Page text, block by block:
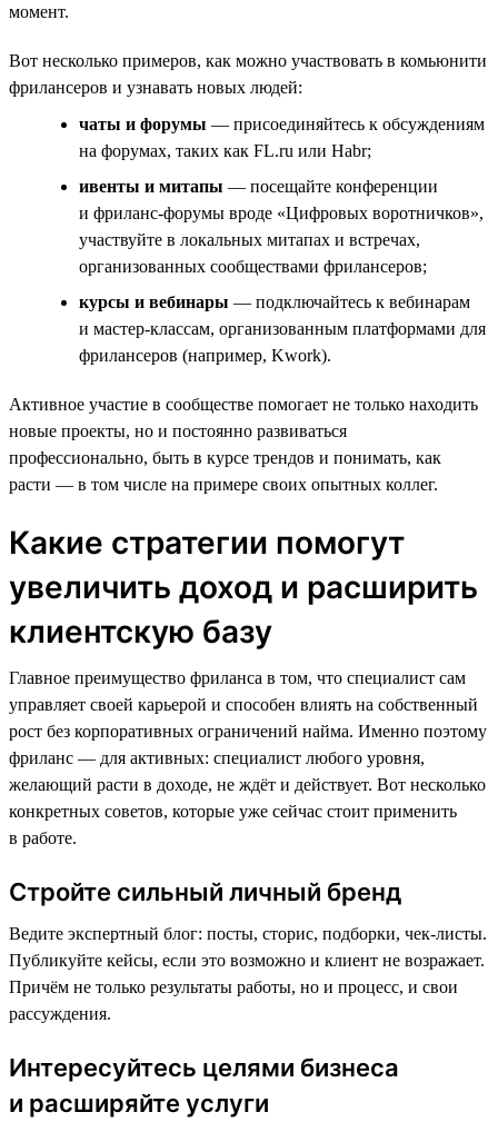
момент.
Вот несколько примеров, как можно участвовать в комьюнити
фрилансеров и узнавать новых людей:
чаты и форумы — присоединяйтесь к обсуждениям
на форумах, таких как FL.ru или Habr;
ивенты и митапы — посещайте конференции
и фриланс-форумы вроде «Цифровых воротничков»,
участвуйте в локальных митапах и встречах,
организованных сообществами фрилансеров;
курсы и вебинары — подключайтесь к вебинарам
и мастер-классам, организованным платформами для
фрилансеров (например, Kwork).
Активное участие в сообществе помогает не только находить
новые проекты, но и постоянно развиваться
профессионально, быть в курсе трендов и понимать, как
расти — в том числе на примере своих опытных коллег.
Какие стратегии помогут
увеличить доход и расширить
клиентскую базу
Главное преимущество фриланса в том, что специалист сам
управляет своей карьерой и способен влиять на собственный
рост без корпоративных ограничений найма. Именно поэтому
фриланс — для активных: специалист любого уровня,
желающий расти в доходе, не ждёт и действует. Вот несколько
конкретных советов, которые уже сейчас стоит применить
в работе.
Стройте сильный личный бренд
Ведите экспертный блог: посты, сторис, подборки, чек-листы.
Публикуйте кейсы, если это возможно и клиент не возражает.
Причём не только результаты работы, но и процесс, и свои
рассуждения.
Интересуйтесь целями бизнеса
и расширяйте услуги